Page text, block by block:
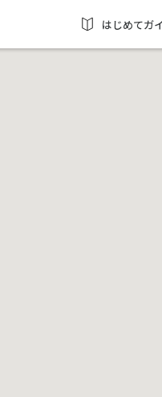
はじめてガ